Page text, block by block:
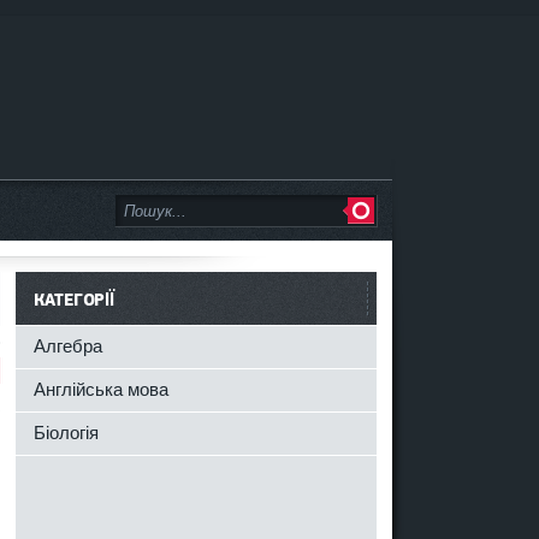
КАТЕГОРІЇ
Алгебра
Англійська мова
Біологія